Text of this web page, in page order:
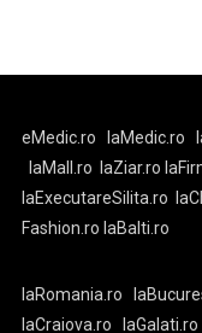
eMedic.ro laMedic.ro
laMall.ro
laZiar.ro
laExecutareSilita.ro
Fashion.ro laBalti.ro
laRomania.ro
laCraiova.ro
laGalati.ro